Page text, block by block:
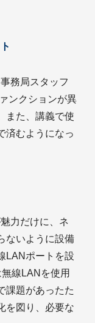
務局スタッフ
ンクションが異
また、講義で使
済むようになっ
力だけに、ネ
ないように設備
LANポートを設
線LANを使用
課題があったた
を図り、必要な